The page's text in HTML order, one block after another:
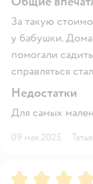
За такую
у бабушки. Дома
помогали
справляться
Недостатки
Для самых
09 мая 2025 ·
Рейтинг:5